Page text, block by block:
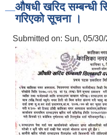
‍‌‌औषधी खरिद सम्बन्धी
गरिएको सूचना ।
Submitted on: Sun, 05/